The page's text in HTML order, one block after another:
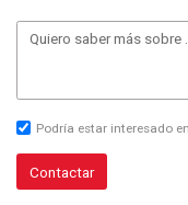
Podría estar interesado
Contactar